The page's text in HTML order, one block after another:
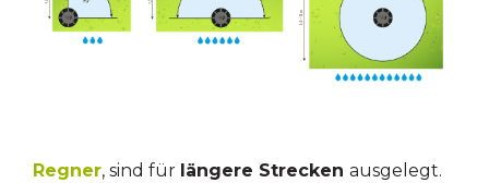
Regner, sind für längere Strecken ausgelegt.